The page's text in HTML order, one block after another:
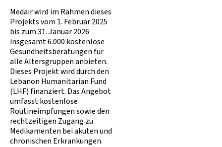
Medair wird im Rahmen dieses
Projekts vom 1. Februar 2025
bis zum 31. Januar 2026
insgesamt 6.000 kostenlose
Gesundheitsberatungen für
alle Altersgruppen anbieten.
Dieses Projekt wird durch den
Lebanon Humanitarian Fund
(LHF) finanziert. Das Angebot
umfasst kostenlose
Routineimpfungen sowie den
rechtzeitigen Zugang zu
Medikamenten bei akuten und
chronischen Erkrankungen.